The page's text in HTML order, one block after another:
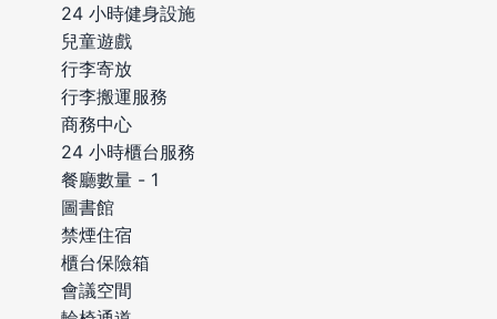
24 小時健身設施
兒童遊戲
行李寄放
行李搬運服務
商務中心
24 小時櫃台服務
餐廳數量 - 1
圖書館
禁煙住宿
櫃台保險箱
會議空間